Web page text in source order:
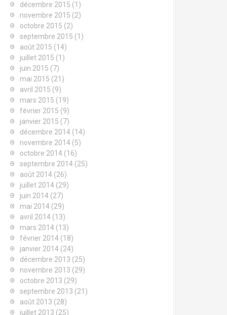
décembre 2015 (1)
novembre 2015 (2)
octobre 2015 (2)
septembre 2015 (1)
août 2015 (14)
juillet 2015 (1)
juin 2015 (7)
mai 2015 (21)
avril 2015 (9)
mars 2015 (19)
février 2015 (9)
janvier 2015 (7)
décembre 2014 (14)
novembre 2014 (5)
octobre 2014 (16)
septembre 2014 (25)
août 2014 (26)
juillet 2014 (29)
juin 2014 (27)
mai 2014 (29)
avril 2014 (13)
mars 2014 (13)
février 2014 (18)
janvier 2014 (24)
décembre 2013 (25)
novembre 2013 (29)
octobre 2013 (29)
septembre 2013 (21)
août 2013 (28)
juillet 2013 (25)